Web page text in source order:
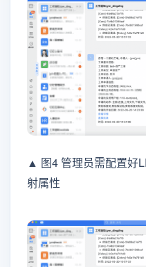
▲ 图4 管理员需配置好
射属性